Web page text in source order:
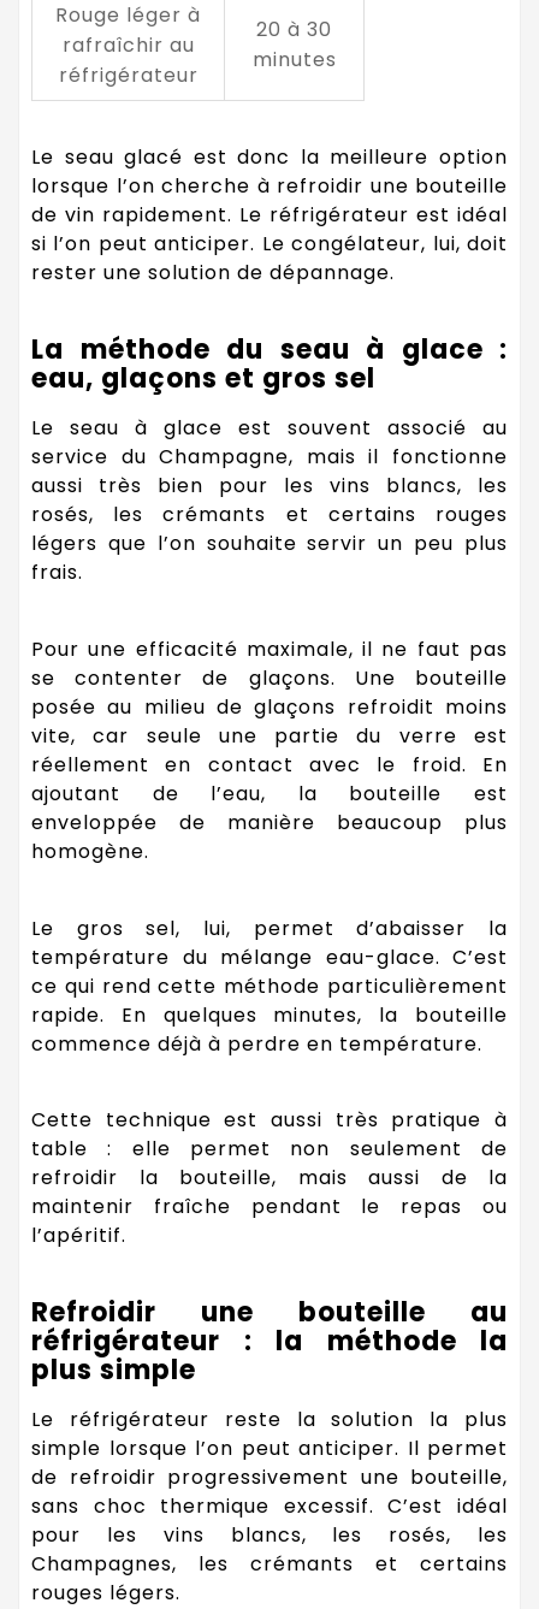
Rouge léger à
rafraîchir au
réfrigérateur
20 à 30
minutes
Le seau glacé est donc la meilleure option
lorsque l’on cherche à refroidir une bouteille
de vin rapidement. Le réfrigérateur est idéal
si l’on peut anticiper. Le congélateur, lui, doit
rester une solution de dépannage.
La méthode du seau à glace :
eau, glaçons et gros sel
Le seau à glace est souvent associé au
service du Champagne, mais il fonctionne
aussi très bien pour les vins blancs, les
rosés, les crémants et certains rouges
légers que l’on souhaite servir un peu plus
frais.
Pour une efficacité maximale, il ne faut pas
se contenter de glaçons. Une bouteille
posée au milieu de glaçons refroidit moins
vite, car seule une partie du verre est
réellement en contact avec le froid. En
ajoutant de l’eau, la bouteille est
enveloppée de manière beaucoup plus
homogène.
Le gros sel, lui, permet d’abaisser la
température du mélange eau-glace. C’est
ce qui rend cette méthode particulièrement
rapide. En quelques minutes, la bouteille
commence déjà à perdre en température.
Cette technique est aussi très pratique à
table : elle permet non seulement de
refroidir la bouteille, mais aussi de la
maintenir fraîche pendant le repas ou
l’apéritif.
Refroidir une bouteille au
réfrigérateur : la méthode la
plus simple
Le réfrigérateur reste la solution la plus
simple lorsque l’on peut anticiper. Il permet
de refroidir progressivement une bouteille,
sans choc thermique excessif. C’est idéal
pour les vins blancs, les rosés, les
Champagnes, les crémants et certains
rouges légers.